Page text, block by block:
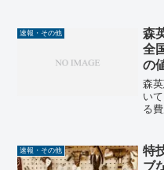
認。
速報・その他
森
全
の
森
い
る
ま
速報・その他
特
ブ